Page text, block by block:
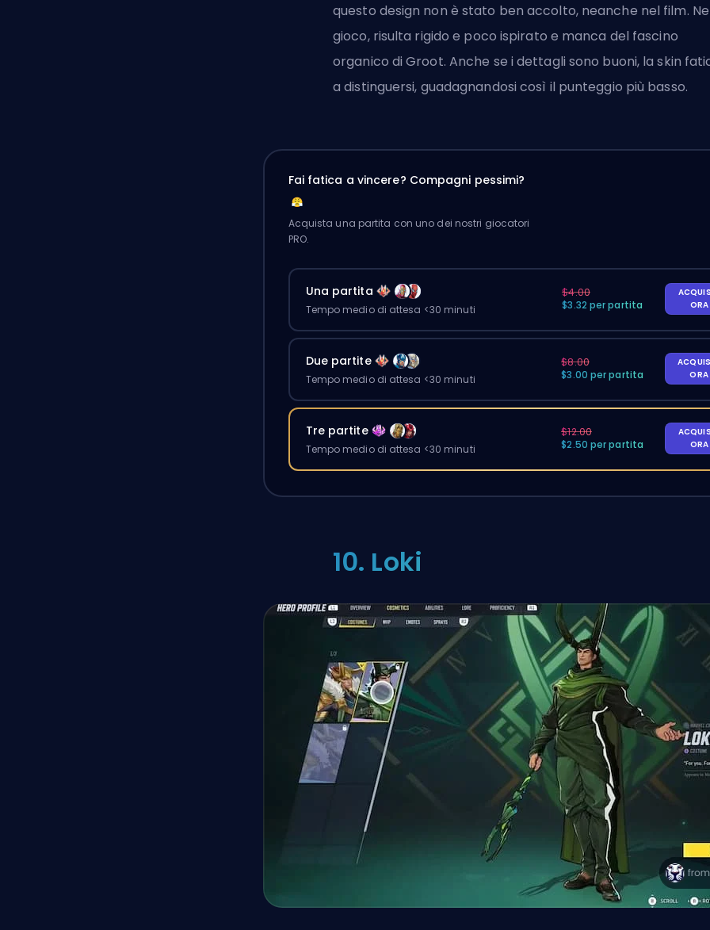
questo design non è stato ben accolto, neanche nel film.
gioco, risulta rigido e poco ispirato e manca del fascino
organico di Groot. Anche se i dettagli sono buoni, la skin
a distinguersi, guadagnandosi così il punteggio più basso.
Fai fatica a vincere? Compagni pessimi?
Acquista una partita con uno dei nostri giocatori
PRO.
Una partita
Tempo medio di attesa <30 minuti
$4.00
$3.32 per partita
ORA
Due partite
Tempo medio di attesa <30 minuti
$8.00
$3.00 per partita
ORA
Tre partite
Tempo medio di attesa <30 minuti
$12.00
$2.50 per partita
ORA
10. Loki